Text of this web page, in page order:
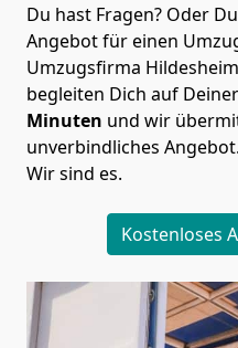
Du hast Fragen? Oder
Angebot für einen
Umzugsfirma Hildesheim
begleiten Dich auf
Minuten und wir
unverbindliches
Wir sind es.
Kostenloses